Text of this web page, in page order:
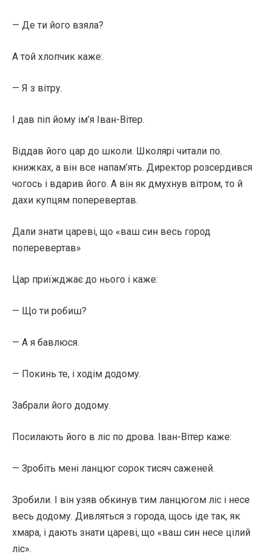
— Де ти його взяла?
А той хлопчик каже:
— Я з вітру.
І дав піп йому ім’я Іван-Вітер.
Віддав його цар до школи. Школярі читали по.
книжках, а він все напам’ять. Директор розсердився
чогось і вдарив його. А він як дмухнув вітром, то й
дахи купцям поперевертав.
Дали знати цареві, що «ваш син весь город
поперевертав»
Цар приїжджає до нього і каже:
— Що ти робиш?
— А я бавлюся.
— Покинь те, і ходім додому.
Забрали його додому.
Посилають його в ліс по дрова. Іван-Вітер каже:
— Зробіть мені ланцюг сорок тисяч саженей.
Зробили. І він узяв обкинув тим ланцюгом ліс і несе
весь додому. Дивляться з города, щось іде так, як
хмара, і дають знати цареві, що «ваш син несе цілий
ліс».